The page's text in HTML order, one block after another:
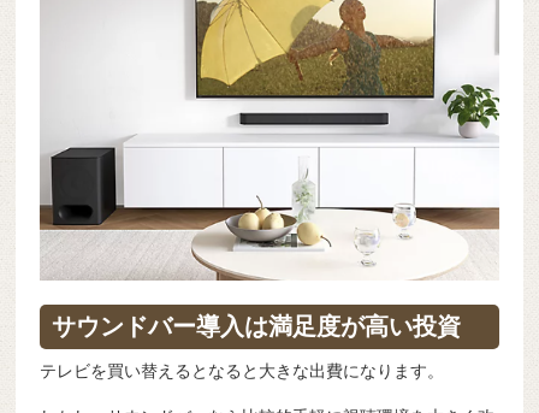
サウンドバー導入は満足度が高い投資
テレビを買い替えるとなると大きな出費になります。